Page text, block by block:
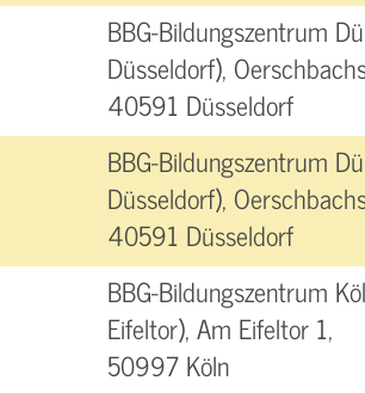
BBG-Bildungszentrum
Düsseldorf),
40591 Düsseldorf
BBG-Bildungszentrum
Düsseldorf),
40591 Düsseldorf
BBG-Bildungszentrum
Eifeltor), Am Eifeltor 1,
50997 Köln